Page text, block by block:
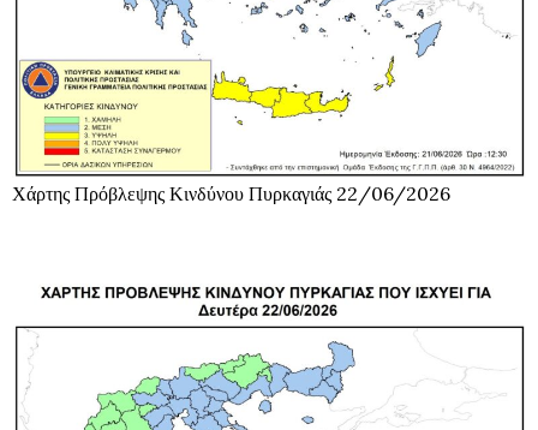
Χάρτης Πρόβλεψης Κινδύνου Πυρκαγιάς 22/06/2026